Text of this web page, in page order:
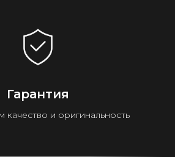
Гарантия
качество и оригинальность